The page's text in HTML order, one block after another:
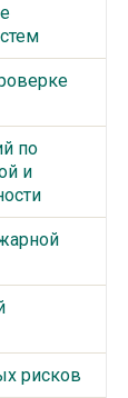
по
и
рисков